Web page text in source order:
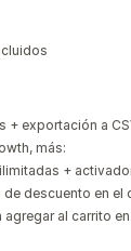
+ exportación a
más:
+
descuento en el
agregar al carrito